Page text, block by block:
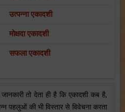
उत्पन्ना एकादशी
मोक्षदा एकादशी
सफला एकादशी
तो देता ही है कि एकादशी कब है,
पहलुओं की भी विस्तार से विवेचना करता